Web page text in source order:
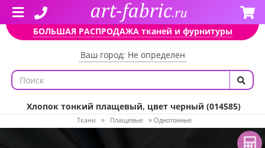
БОЛЬШАЯ РАСПРОДАЖА тканей и фурнитуры
Ваш город: Не определен
Хлопок тонкий плащевый, цвет черный (014585)
Ткани » Плащевые » Однотонные